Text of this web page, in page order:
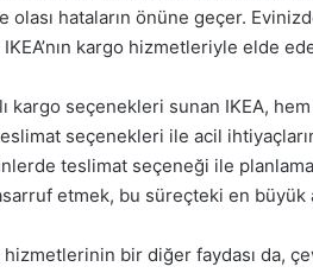
olası hataların önüne geçer.
kargo hizmetleriyle elde
kargo seçenekleri sunan IKEA,
teslimat seçenekleri ile acil
teslimat seçeneği ile
etmek, bu süreçteki en büyük
hizmetlerinin bir diğer faydası da,